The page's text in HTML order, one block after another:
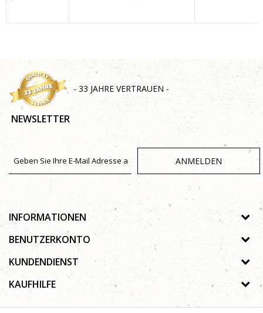
- 33 JAHRE VERTRAUEN -
NEWSLETTER
ANMELDEN
INFORMATIONEN
Über uns
Geschäfte
Zusammenarbeit
BENUTZERKONTO
Registrierungsanweisungen
Passwort vergessen
KUNDENDIENST
Datenschutz-Bestimmungen
KAUFHILFE